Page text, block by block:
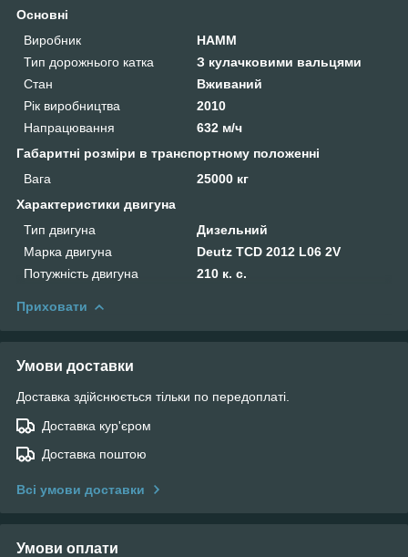
Основні
Виробник
HAMM
Тип дорожнього катка
З кулачковими вальцями
Стан
Вживаний
Рік виробництва
2010
Напрацювання
632 м/ч
Габаритні розміри в транспортному положенні
Вага
25000 кг
Характеристики двигуна
Тип двигуна
Дизельний
Марка двигуна
Deutz TСD 2012 L06 2V
Потужність двигуна
210 к. с.
Приховати
Умови доставки
Доставка здійснюється тільки по передоплаті.
Доставка кур'єром
Доставка поштою
Всі умови доставки
Умови оплати